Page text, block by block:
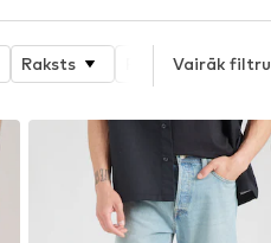
Raksts Produkta īpašības
Vairāk filtru